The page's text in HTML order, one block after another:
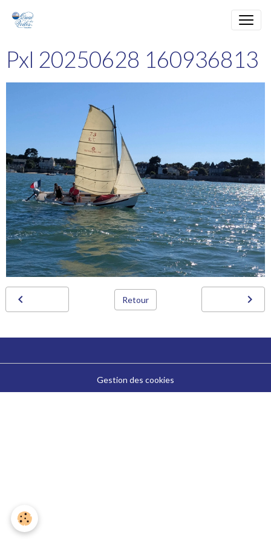
Pxl 20250628 160936813
Retour
Gestion des cookies